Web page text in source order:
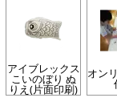
アイブレックス
こいのぼり ぬ
りえ(片面印刷)
オン